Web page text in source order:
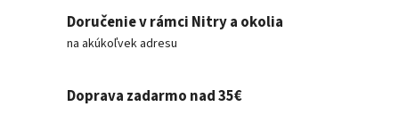
Doručenie v rámci Nitry a okolia
na akúkoľvek adresu
Doprava zadarmo nad 35€